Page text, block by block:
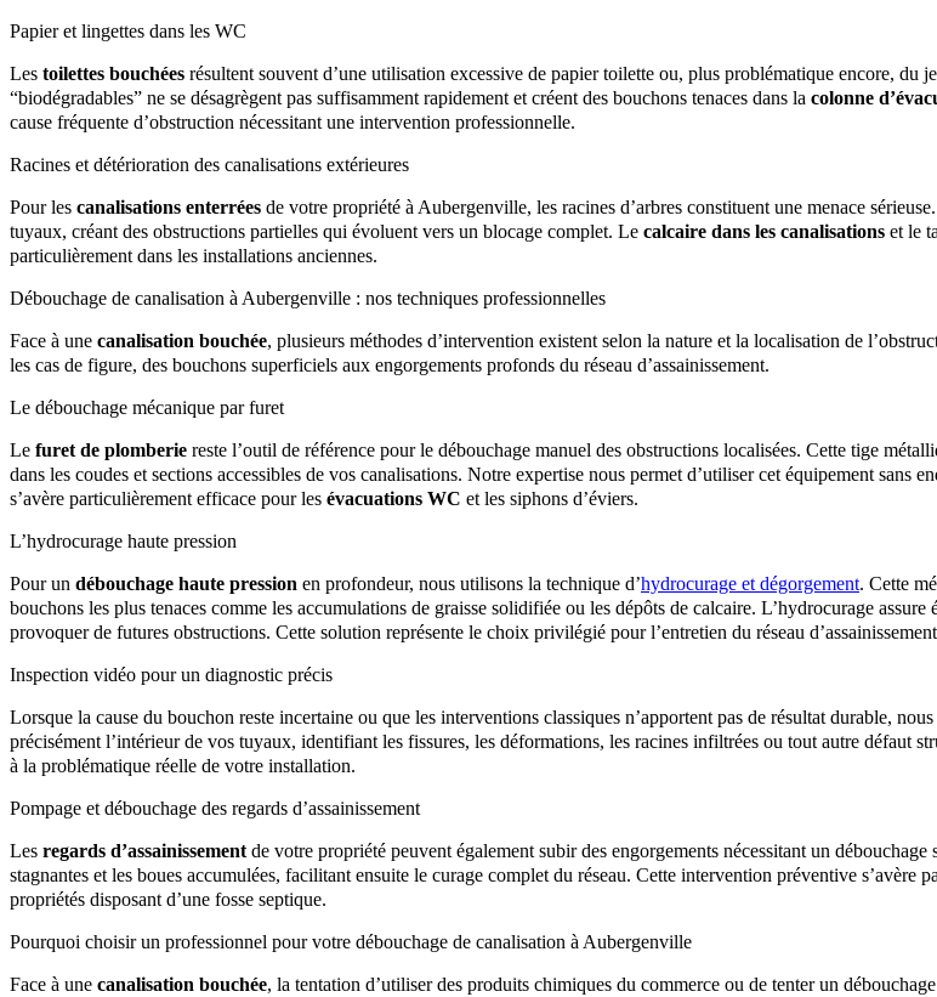
Papier et lingettes dans les WC
Les toilettes bouchées résultent souvent d’une utilisation excessive de papier toilette ou, plus problématique encore, du
“biodégradables” ne se désagrègent pas suffisamment rapidement et créent des bouchons tenaces dans la colonne
cause fréquente d’obstruction nécessitant une intervention professionnelle.
Racines et détérioration des canalisations extérieures
Pour les canalisations enterrées de votre propriété à Aubergenville, les racines d’arbres constituent une menace
tuyaux, créant des obstructions partielles qui évoluent vers un blocage complet. Le calcaire dans les canalisations et le
particulièrement dans les installations anciennes.
Débouchage de canalisation à Aubergenville : nos techniques professionnelles
Face à une canalisation bouchée, plusieurs méthodes d’intervention existent selon la nature et la localisation de
les cas de figure, des bouchons superficiels aux engorgements profonds du réseau d’assainissement.
Le débouchage mécanique par furet
Le furet de plomberie reste l’outil de référence pour le débouchage manuel des obstructions localisées. Cette tige
dans les coudes et sections accessibles de vos canalisations. Notre expertise nous permet d’utiliser cet équipement
s’avère particulièrement efficace pour les évacuations WC et les siphons d’éviers.
L’hydrocurage haute pression
Pour un débouchage haute pression en profondeur, nous utilisons la technique d’hydrocurage et dégorgement. Cette
bouchons les plus tenaces comme les accumulations de graisse solidifiée ou les dépôts de calcaire. L’hydrocurage assure
provoquer de futures obstructions. Cette solution représente le choix privilégié pour l’entretien du réseau
Inspection vidéo pour un diagnostic précis
Lorsque la cause du bouchon reste incertaine ou que les interventions classiques n’apportent pas de résultat durable,
précisément l’intérieur de vos tuyaux, identifiant les fissures, les déformations, les racines infiltrées ou tout autre défaut
à la problématique réelle de votre installation.
Pompage et débouchage des regards d’assainissement
Les regards d’assainissement de votre propriété peuvent également subir des engorgements nécessitant un
stagnantes et les boues accumulées, facilitant ensuite le curage complet du réseau. Cette intervention préventive
propriétés disposant d’une fosse septique.
Pourquoi choisir un professionnel pour votre débouchage de canalisation à Aubergenville
Face à une canalisation bouchée, la tentation d’utiliser des produits chimiques du commerce ou de tenter un